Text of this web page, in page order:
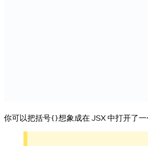
你可以把括号{}想象成在 JSX 中打开了